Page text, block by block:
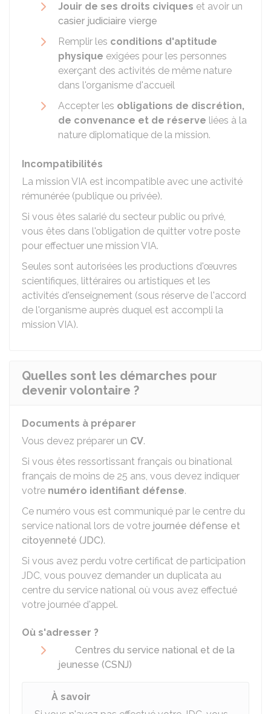
Jouir de ses droits civiques et avoir un
casier judiciaire vierge
Remplir les conditions d'aptitude
physique exigées pour les personnes
exerçant des activités de même nature
dans l'organisme d'accueil
Accepter les obligations de discrétion,
de convenance et de réserve liées à la
nature diplomatique de la mission.
Incompatibilités
La mission VIA est incompatible avec une activité
rémunérée (publique ou privée).
Si vous êtes salarié du secteur public ou privé,
vous êtes dans l'obligation de quitter votre poste
pour effectuer une mission VIA.
Seules sont autorisées les productions d'œuvres
scientifiques, littéraires ou artistiques et les
activités d'enseignement (sous réserve de l'accord
de l'organisme auprès duquel est accompli la
mission VIA).
Quelles sont les démarches pour
devenir volontaire ?
Documents à préparer
Vous devez préparer un CV.
Si vous êtes ressortissant français ou binational
français de moins de 25 ans, vous devez indiquer
votre numéro identifiant défense.
Ce numéro vous est communiqué par le centre du
service national lors de votre journée défense et
citoyenneté (JDC).
Si vous avez perdu votre certificat de participation
JDC, vous pouvez demander un duplicata au
centre du service national où vous avez effectué
votre journée d'appel.
Où s'adresser ?
Centres du service national et de la
jeunesse (CSNJ)
À savoir